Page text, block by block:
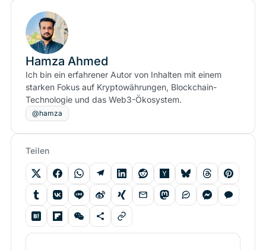
Hamza Ahmed
Ich bin ein erfahrener Autor von Inhalten mit einem
starken Fokus auf Kryptowährungen, Blockchain-
Technologie und das Web3-Ökosystem.
@hamza
Teilen